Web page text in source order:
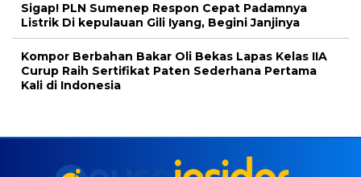
Sigap! PLN Sumenep Respon Cepat Padamnya
Listrik Di kepulauan Gili Iyang, Begini Janjinya
Kompor Berbahan Bakar Oli Bekas Lapas Kelas IIA
Curup Raih Sertifikat Paten Sederhana Pertama
Kali di Indonesia